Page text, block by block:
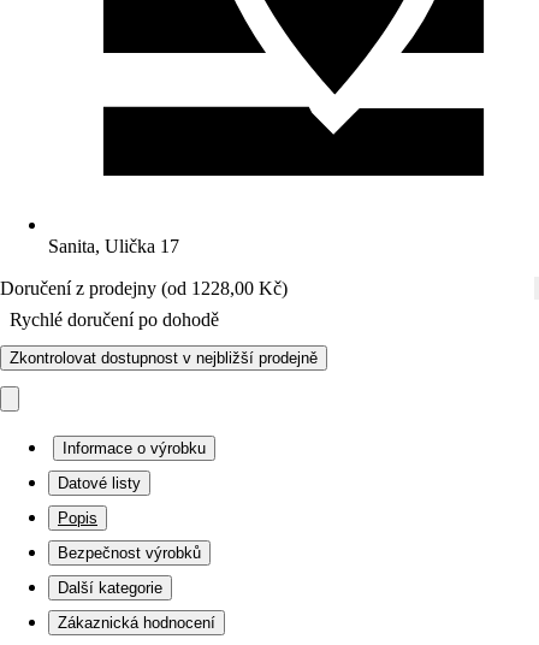
Sanita, Ulička 17
Doručení z prodejny (od 1228,00 Kč)
Rychlé doručení po dohodě
Zkontrolovat dostupnost v nejbližší prodejně
Informace o výrobku
Datové listy
Popis
Bezpečnost výrobků
Další kategorie
Zákaznická hodnocení